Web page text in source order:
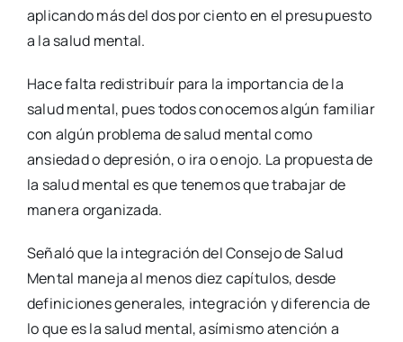
aplicando más del dos por ciento en el presupuesto
a la salud mental.
Hace falta redistribuír para la importancia de la
salud mental, pues todos conocemos algún familiar
con algún problema de salud mental como
ansiedad o depresión, o ira o enojo. La propuesta de
la salud mental es que tenemos que trabajar de
manera organizada.
Señaló que la integración del Consejo de Salud
Mental maneja al menos diez capítulos, desde
definiciones generales, integración y diferencia de
lo que es la salud mental, asímismo atención a